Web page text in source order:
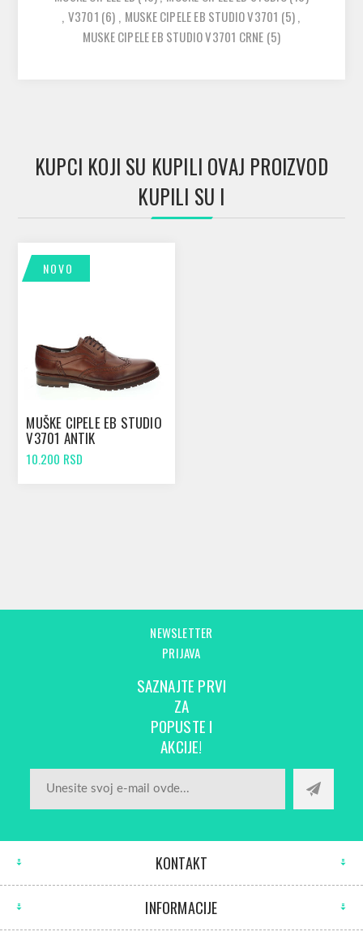
, V3701 (6) , MUSKE CIPELE EB STUDIO V3701 (5),
MUSKE CIPELE EB STUDIO V3701 CRNE (5)
KUPCI KOJI SU KUPILI OVAJ PROIZVOD
KUPILI SU I
NOVO
MUŠKE CIPELE EB STUDIO
V3701 ANTIK
10.200 RSD
NEWSLETTER
PRIJAVA
SAZNAJTE PRVI
ZA
POPUSTE I
AKCIJE!
KONTAKT
INFORMACIJE